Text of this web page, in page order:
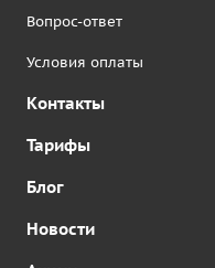
Вопрос-ответ
Условия оплаты
Контакты
Тарифы
Блог
Новости